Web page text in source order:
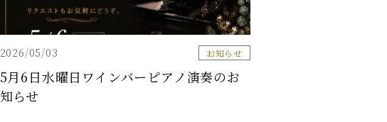
2026/05/03 お知らせ
5月6日水曜日ワインバーピアノ演奏のお
知らせ